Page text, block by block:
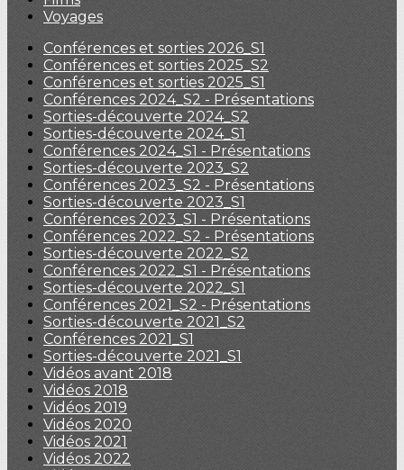
Voyages
Conférences et sorties 2026_S1
Conférences et sorties 2025_S2
Conférences et sorties 2025_S1
Conférences 2024_S2 - Présentations
Sorties-découverte 2024_S2
Sorties-découverte 2024_S1
Conférences 2024_S1 - Présentations
Sorties-découverte 2023_S2
Conférences 2023_S2 - Présentations
Sorties-découverte 2023_S1
Conférences 2023_S1 - Présentations
Conférences 2022_S2 - Présentations
Sorties-découverte 2022_S2
Conférences 2022_S1 - Présentations
Sorties-découverte 2022_S1
Conférences 2021_S2 - Présentations
Sorties-découverte 2021_S2
Conférences 2021_S1
Sorties-découverte 2021_S1
Vidéos avant 2018
Vidéos 2018
Vidéos 2019
Vidéos 2020
Vidéos 2021
Vidéos 2022